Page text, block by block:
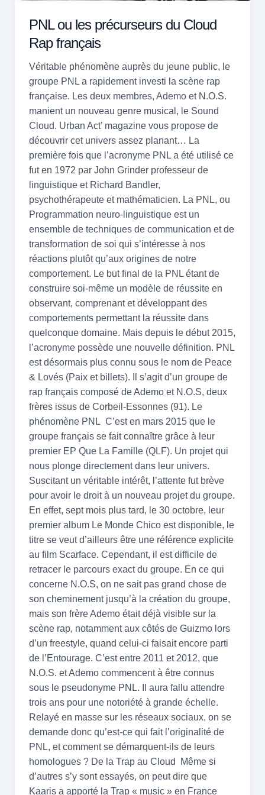
PNL ou les précurseurs du Cloud
Rap français
Véritable phénomène auprès du jeune public, le
groupe PNL a rapidement investi la scène rap
française. Les deux membres, Ademo et N.O.S.
manient un nouveau genre musical, le Sound
Cloud. Urban Act’ magazine vous propose de
découvrir cet univers assez planant… La
première fois que l’acronyme PNL a été utilisé ce
fut en 1972 par John Grinder professeur de
linguistique et Richard Bandler,
psychothérapeute et mathématicien. La PNL, ou
Programmation neuro-linguistique est un
ensemble de techniques de communication et de
transformation de soi qui s’intéresse à nos
réactions plutôt qu’aux origines de notre
comportement. Le but final de la PNL étant de
construire soi-même un modèle de réussite en
observant, comprenant et développant des
comportements permettant la réussite dans
quelconque domaine. Mais depuis le début 2015,
l’acronyme possède une nouvelle définition. PNL
est désormais plus connu sous le nom de Peace
& Lovés (Paix et billets). Il s’agit d’un groupe de
rap français composé de Ademo et N.O.S, deux
frères issus de Corbeil-Essonnes (91). Le
phénomène PNL C’est en mars 2015 que le
groupe français se fait connaître grâce à leur
premier EP Que La Famille (QLF). Un projet qui
nous plonge directement dans leur univers.
Suscitant un véritable intérêt, l’attente fut brève
pour avoir le droit à un nouveau projet du groupe.
En effet, sept mois plus tard, le 30 octobre, leur
premier album Le Monde Chico est disponible, le
titre se veut d’ailleurs être une référence explicite
au film Scarface. Cependant, il est difficile de
retracer le parcours exact du groupe. En ce qui
concerne N.O.S, on ne sait pas grand chose de
son cheminement jusqu’à la création du groupe,
mais son frère Ademo était déjà visible sur la
scène rap, notamment aux côtés de Guizmo lors
d’un freestyle, quand celui-ci faisait encore parti
de l’Entourage. C’est entre 2011 et 2012, que
N.O.S. et Ademo commencent à être connus
sous le pseudonyme PNL. Il aura fallu attendre
trois ans pour une notoriété à grande échelle.
Relayé en masse sur les réseaux sociaux, on se
demande donc qu’est-ce qui fait l’originalité de
PNL, et comment se démarquent-ils de leurs
homologues ? De la Trap au Cloud Même si
d’autres s’y sont essayés, on peut dire que
Kaaris a apporté la Trap « music » en France